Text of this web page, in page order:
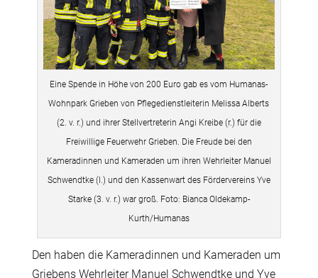
Eine Spende in Höhe von 200 Euro gab es vom Humanas-
Wohnpark Grieben von Pflegedienstleiterin Melissa Alberts
(2. v. r.) und ihrer Stellvertreterin Angi Kreibe (r.) für die
Freiwillige Feuerwehr Grieben. Die Freude bei den
Kameradinnen und Kameraden um ihren Wehrleiter Manuel
Schwendtke (l.) und den Kassenwart des Fördervereins Yve
Starke (3. v. r.) war groß. Foto: Bianca Oldekamp-
Kurth/Humanas
Den haben die Kameradinnen und Kameraden um
Griebens Wehrleiter Manuel Schwendtke und Yve